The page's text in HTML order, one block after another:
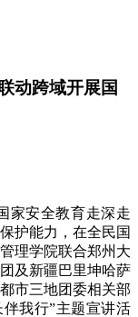
动跨域开展国
安全教育走深走
护能力，在全民国
理学院联合郑州大
及新疆巴里坤哈萨
市三地团委相关部
我行”主题宣讲活